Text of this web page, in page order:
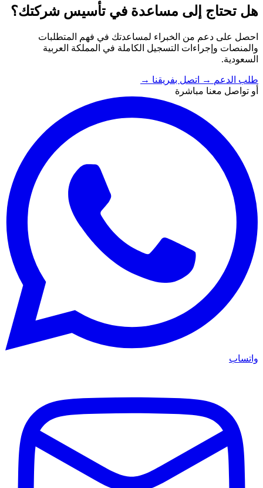
هل تحتاج إلى مساعدة في تأسيس شركتك؟
احصل على دعم من الخبراء لمساعدتك في فهم المتطلبات
والمنصات وإجراءات التسجيل الكاملة في المملكة العربية
السعودية.
طلب الدعم → اتصل بفريقنا →
أو تواصل معنا مباشرة
واتساب